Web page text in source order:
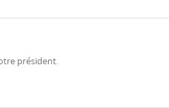
président.